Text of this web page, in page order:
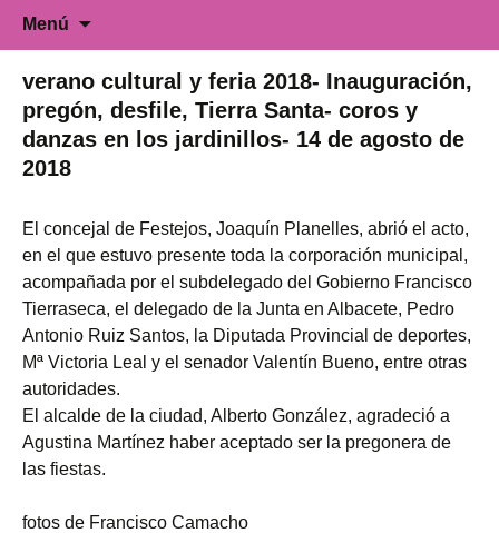
SaltarUniversidad Popular
Universidad Popular de Villarrobledo.
Cursos de formación para todo tipo de
colectivos.
Menú
verano cultural y feria 2018- Inauguración,
pregón, desfile, Tierra Santa- coros y
danzas en los jardinillos- 14 de agosto de
2018
El concejal de Festejos, Joaquín Planelles, abrió el acto,
en el que estuvo presente toda la corporación municipal,
acompañada por el subdelegado del Gobierno Francisco
Tierraseca, el delegado de la Junta en Albacete, Pedro
Antonio Ruiz Santos, la Diputada Provincial de deportes,
Mª Victoria Leal y el senador Valentín Bueno, entre otras
autoridades.
El alcalde de la ciudad, Alberto González, agradeció a
Agustina Martínez haber aceptado ser la pregonera de
las fiestas.
fotos de Francisco Camacho